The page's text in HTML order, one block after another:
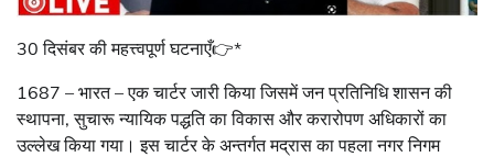
30 दिसंबर की महत्त्वपूर्ण घटनाएँ👉*
1687 – भारत – एक चार्टर जारी किया जिसमें जन प्रतिनिधि शासन की
स्थापना, सुचारू न्यायिक पद्धति का विकास और करारोपण अधिकारों का
उल्लेख किया गया। इस चार्टर के अन्तर्गत मद्रास का पहला नगर निगम